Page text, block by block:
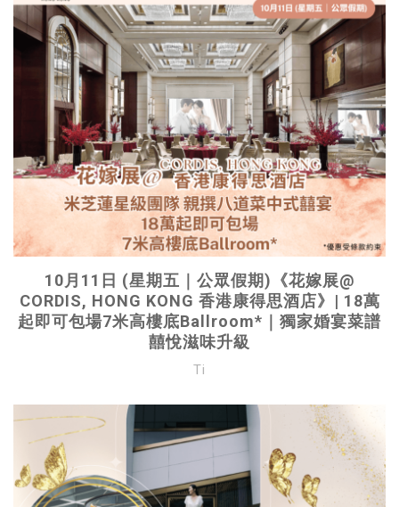
10月11日 (星期五｜公眾假期)《花嫁展@
CORDIS, HONG KONG 香港康得思酒店》| 18萬
起即可包場7米高樓底Ballroom*｜獨家婚宴菜譜
囍悅滋味升級
Ti